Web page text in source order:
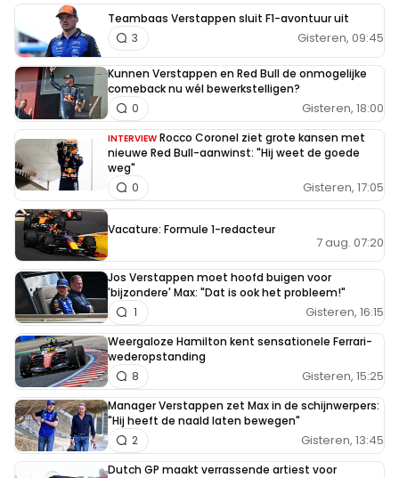
Teambaas Verstappen sluit F1-avontuur uit
Gisteren, 09:45
3
Kunnen Verstappen en Red Bull de onmogelijke
comeback nu wél bewerkstelligen?
Gisteren, 18:00
0
INTERVIEW Rocco Coronel ziet grote kansen met
nieuwe Red Bull-aanwinst: "Hij weet de goede
weg"
Gisteren, 17:05
0
Vacature: Formule 1-redacteur
7 aug. 07:20
Jos Verstappen moet hoofd buigen voor
'bijzondere' Max: "Dat is ook het probleem!"
Gisteren, 16:15
1
Weergaloze Hamilton kent sensationele Ferrari-
wederopstanding
Gisteren, 15:25
8
Manager Verstappen zet Max in de schijnwerpers:
"Hij heeft de naald laten bewegen"
Gisteren, 13:45
2
Dutch GP maakt verrassende artiest voor